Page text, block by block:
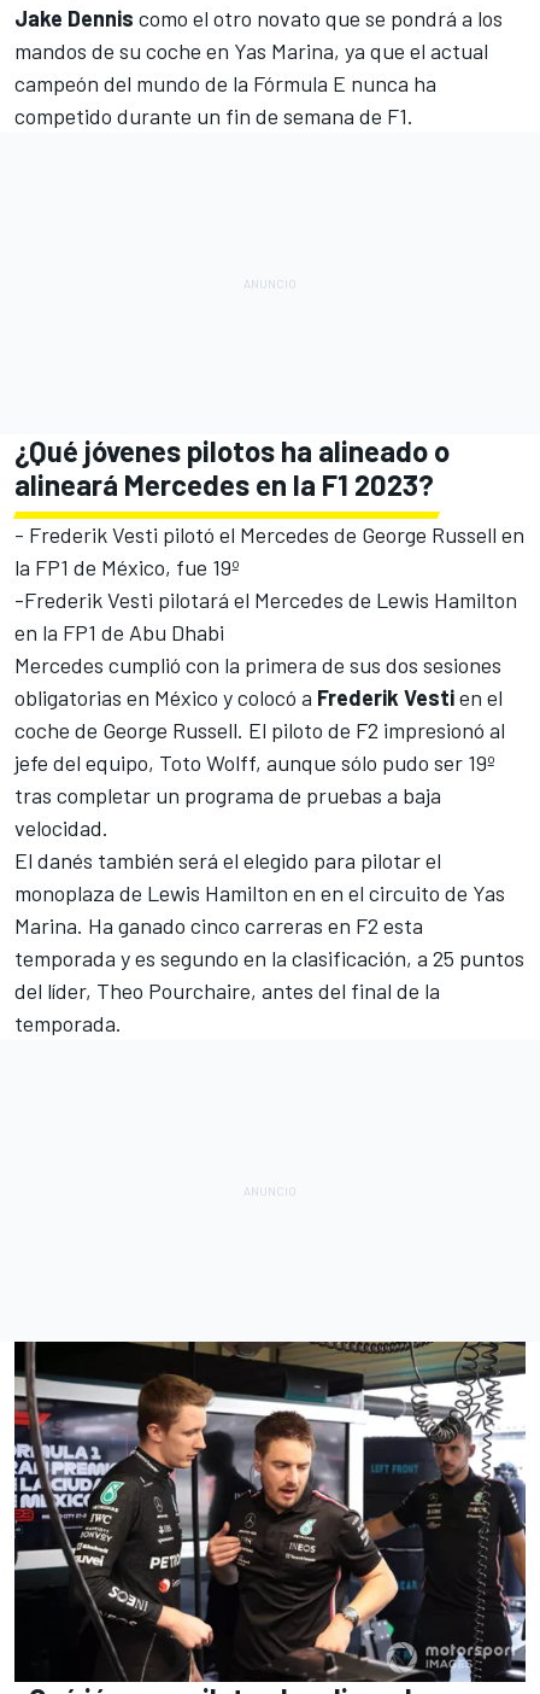
Jake Dennis como el otro novato que se pondrá a los
mandos de su coche en Yas Marina, ya que el actual
campeón del mundo de la Fórmula E nunca ha
competido durante un fin de semana de F1.
¿Qué jóvenes pilotos ha alineado o
alineará Mercedes en la F1 2023?
- Frederik Vesti pilotó el Mercedes de George Russell en
la FP1 de México, fue 19º
-Frederik Vesti pilotará el Mercedes de Lewis Hamilton
en la FP1 de Abu Dhabi
Mercedes cumplió con la primera de sus dos sesiones
obligatorias en México y colocó a Frederik Vestien el
coche de George Russell. El piloto de F2 impresionó al
jefe del equipo, Toto Wolff, aunque sólo pudo ser 19º
tras completar un programa de pruebas a baja
velocidad.
El danés también será el elegido para pilotar el
monoplaza de Lewis Hamilton en en el circuito de Yas
Marina. Ha ganado cinco carreras en F2 esta
temporada y es segundo en la clasificación, a 25 puntos
del líder, Theo Pourchaire, antes del final de la
temporada.